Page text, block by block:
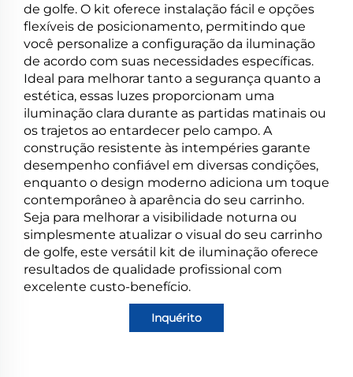
de golfe. O kit oferece instalação fácil e opções
flexíveis de posicionamento, permitindo que
você personalize a configuração da iluminação
de acordo com suas necessidades específicas.
Ideal para melhorar tanto a segurança quanto a
estética, essas luzes proporcionam uma
iluminação clara durante as partidas matinais ou
os trajetos ao entardecer pelo campo. A
construção resistente às intempéries garante
desempenho confiável em diversas condições,
enquanto o design moderno adiciona um toque
contemporâneo à aparência do seu carrinho.
Seja para melhorar a visibilidade noturna ou
simplesmente atualizar o visual do seu carrinho
de golfe, este versátil kit de iluminação oferece
resultados de qualidade profissional com
excelente custo-benefício.
Inquérito